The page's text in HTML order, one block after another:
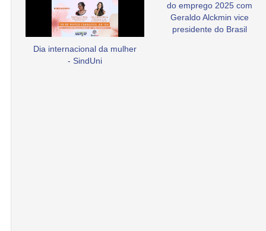
Dia internacional da mulher
- SindUni
do emprego 2025 com
Geraldo Alckmin vice
presidente do Brasil